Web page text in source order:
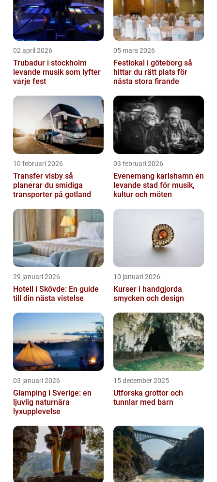
02 april 2026
Trubadur i stockholm
levande musik som lyfter
varje fest
05 mars 2026
Festlokal i göteborg så
hittar du rätt plats för
nästa stora firande
10 februari 2026
Transfer visby så
planerar du smidiga
transporter på gotland
03 februari 2026
Evenemang karlshamn en
levande stad för musik,
kultur och möten
29 januari 2026
Hotell i Skövde: En guide
till din nästa vistelse
10 januari 2026
Kurser i handgjorda
smycken och design
03 januari 2026
Glamping i Sverige: en
ljuvlig naturnära
lyxupplevelse
15 december 2025
Utforska grottor och
tunnlar med barn